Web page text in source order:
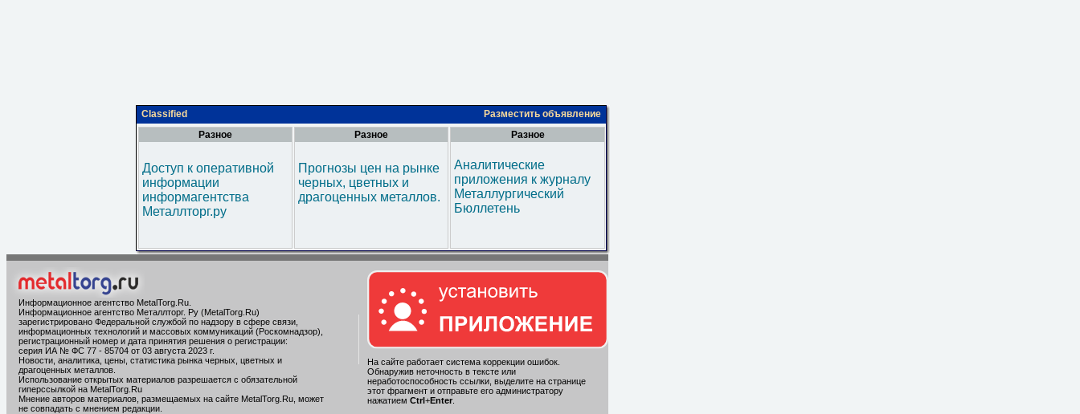
Classified
Разместить объявление
Разное
Доступ к оперативной
информации
информагентства
Металлторг.ру
Разное
Прогнозы цен на рынке
черных, цветных и
драгоценных металлов.
Разное
Аналитические
приложения к журналу
Металлургический
Бюллетень
Информационное агентство MetalTorg.Ru
Информационное агентство Металлторг. Ру (MetalTorg.Ru)
зарегистрировано Федеральной службой по надзору в сфере связи,
информационных технологий и массовых коммуникаций (Роскомнадзор),
регистрационный номер и дата принятия решения о регистрации:
серия ИА № ФС 77 - 85704 от 03 августа 2023 г.
Новости, аналитика, цены, статистика рынка черных, цветных и
драгоценных металлов.
Использование открытых материалов разрешается с обязательной
гиперссылкой на MetalTorg.Ru
Мнение авторов материалов, размещаемых на сайте MetalTorg.Ru, может
не совпадать с мнением редакции.
На сайте работает система коррекции ошибок.
Обнаружив неточность в тексте или
неработоспособность ссылки, выделите на странице
этот фрагмент и отправьте его администратору
нажатием Ctrl +Enter.